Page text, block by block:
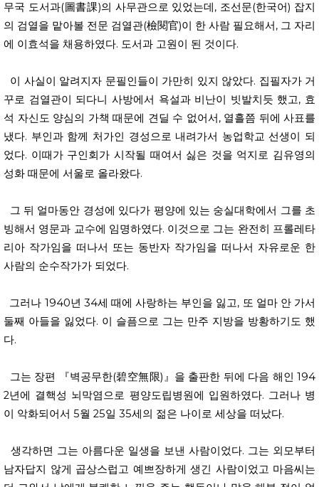
무국 도서과(圖書課)의 사무관으로 있었는데, 조선문(한국어) 잡지
의 검열을 맡아볼 전문 검열관(檢閱官)이 한 사람 필요해서, 그 자리
에 이효석을 채용하였다. 도서과 고원이 된 것이다.
이 사실이 알려지자 문필인들이 가만히 있지 않았다. 집필자가 거
꾸로 검열관이 되다니 사방에서 욕설과 비난이 빗발치듯 했고, 효
석 자신도 양심의 가책 때문에 견딜 수 없어서, 열흘쯤 뒤에 사표를
냈다. 부인과 함께 처가인 경성으로 내려가서 농업학교 선생이 되
었다. 이때가 구인회가 시작될 때여서 싫은 것을 억지로 김유영의
성화 때문에 서울로 올라왔다.
그 뒤 얼마동안 경성에 있다가 평양에 있는 숭실대학에서 그를 초
빙해서 영문과 교수에 임명하였다. 이것으로 그는 완전히 프롤레타
리아 작가임을 떠나서 또는 동반자 작가임을 떠나서 자유로운 한
사람의 순수작가가 되었다.
그러나 1940년 34세 때에 사랑하는 부인을 잃고, 또 얼마 안 가서
둘째 아들을 잃었다. 이 슬픔으로 그는 만주 지방을 방황하기도 했
다.
그는 장편 『벽공무한(碧空無限)』을 출판한 뒤에 다음 해인 194
2년에 결핵성 뇌막염으로 평양도립병원에 입원하였다. 그러나 병
이 악화되어서 5월 25일 35세의 젊은 나이로 세상을 떠났다.
생각하면 그는 아름다운 일생을 보낸 사람이었다. 그는 외모부터
남자답지 않게 곱상스럽고 예쁘장하게 생긴 사람이었고 마음씨는